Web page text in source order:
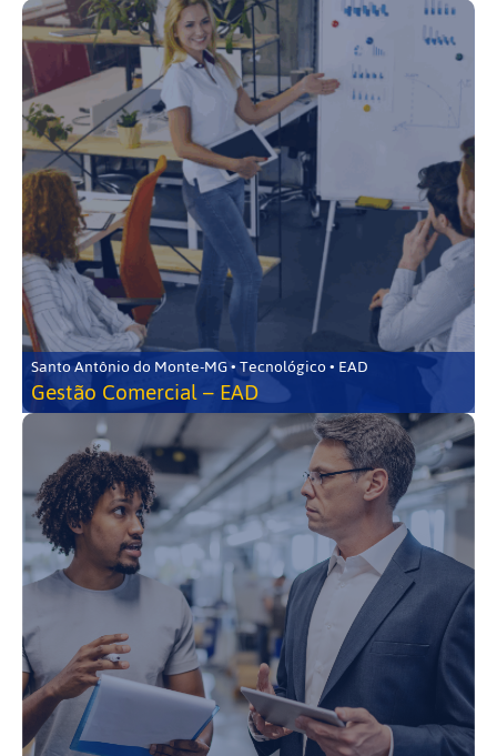
Santo Antônio do Monte-MG • Tecnológico • EAD
Gestão Comercial – EAD